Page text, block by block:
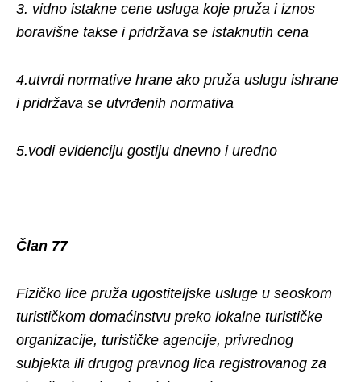
3. vidno istakne cene usluga koje pruža i iznos
boravišne takse i pridržava se istaknutih cena
4.utvrdi normative hrane ako pruža uslugu ishrane
i pridržava se utvrđenih normativa
5.vodi evidenciju gostiju dnevno i uredno
Član 77
Fizičko lice pruža ugostiteljske usluge u seoskom
turističkom domaćinstvu preko lokalne turističke
organizacije, turističke agencije, privrednog
subjekta ili drugog pravnog lica registrovanog za